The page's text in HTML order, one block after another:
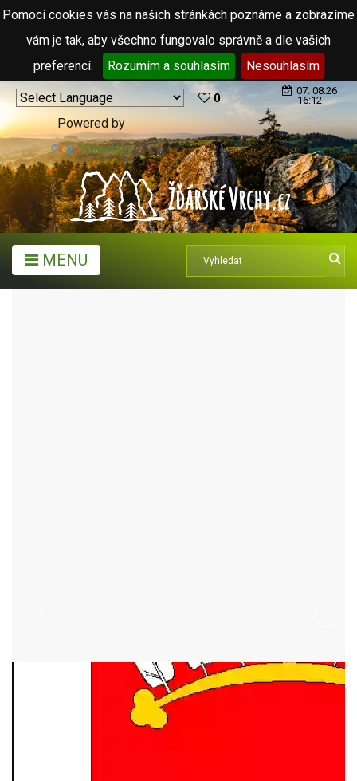
Pomocí cookies vás na našich stránkách poznáme a zobrazíme
vám je tak, aby všechno fungovalo správně a dle vašich
preferencí.
Rozumím a souhlasím Nesouhlasím
Powered by
Translate
0
07. 08.26
16:12
MENU